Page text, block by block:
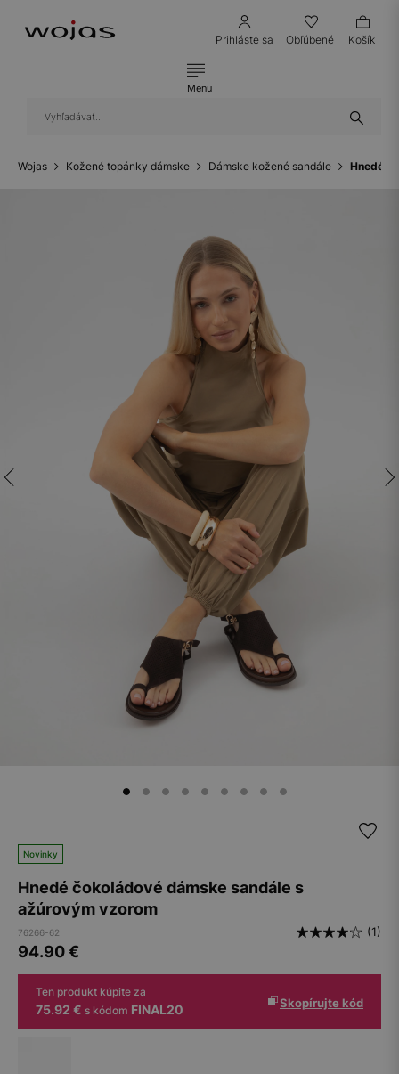
Prihláste sa Obľúbené Košík
Menu
Wojas Kožené topánky dámske Dámske kožené sandále Hnedé
Novinky
Hnedé čokoládové dámske sandále s
ažúrovým vzorom
76266-62 (1)
94.90€
Ten produkt kúpite za
75.92 € s kódom FINAL20 Skopírujte kód